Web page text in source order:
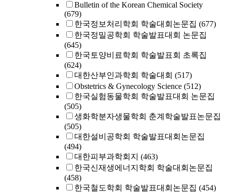
Bulletin of the Korean Chemical Society
(679)
한국정보처리학회 학술대회논문집 (677)
한국정밀공학회 학술발표대회 논문집
(645)
한국토양비료학회 학술발표회 초록집
(624)
대한산부인과학회 학술대회 (517)
Obstetrics & Gynecology Science (512)
한국실험동물학회 학술발표대회 논문집
(505)
생화학분자생물학회 춘계학술발표논문집
(505)
대한설비공학회 학술발표대회논문집
(494)
대한피부과학회지 (463)
한국신재생에너지학회 학술대회논문집
(458)
한국철도학회 학술발표대회논문집 (454)